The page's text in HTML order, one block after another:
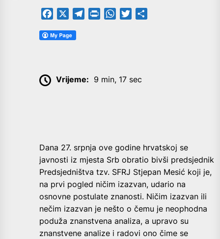
Facebook TelegramPrintFriendly
WhatsApp
Twitter
Vrijeme: 9 min, 17 sec
Dana 27. srpnja ove godine hrvatskoj se
javnosti iz mjesta Srb obratio bivši predsjednik
Predsjedništva tzv. SFRJ Stjepan Mesić koji je,
na prvi pogled ničim izazvan, udario na
osnovne postulate znanosti. Ničim izazvan ili
nečim izazvan je nešto o čemu je neophodna
poduža znanstvena analiza, a upravo su
znanstvene analize i radovi ono čime se